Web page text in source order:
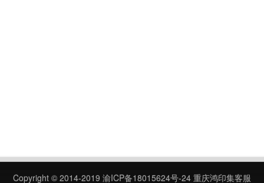
Copyright © 2014-2019 渝ICP备18015624号-24 重庆鸿印集客服